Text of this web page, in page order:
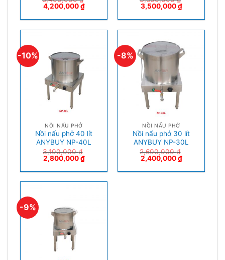
4,200,000₫
3,500,000₫
-10%
NỒI NẤU PHỞ
Nồi nấu phở 40 lít
ANYBUY NP-40L
3,100,000₫
2,800,000₫
-8%
NỒI NẤU PHỞ
Nồi nấu phở 30 lít
ANYBUY NP-30L
2,600,000₫
2,400,000₫
-9%